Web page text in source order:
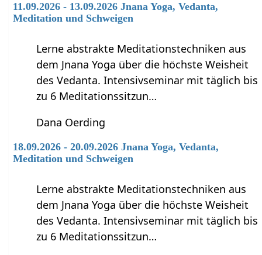
11.09.2026 - 13.09.2026 Jnana Yoga, Vedanta,
Meditation und Schweigen
Lerne abstrakte Meditationstechniken aus
dem Jnana Yoga über die höchste Weisheit
des Vedanta. Intensivseminar mit täglich bis
zu 6 Meditationssitzun…
Dana Oerding
18.09.2026 - 20.09.2026 Jnana Yoga, Vedanta,
Meditation und Schweigen
Lerne abstrakte Meditationstechniken aus
dem Jnana Yoga über die höchste Weisheit
des Vedanta. Intensivseminar mit täglich bis
zu 6 Meditationssitzun…